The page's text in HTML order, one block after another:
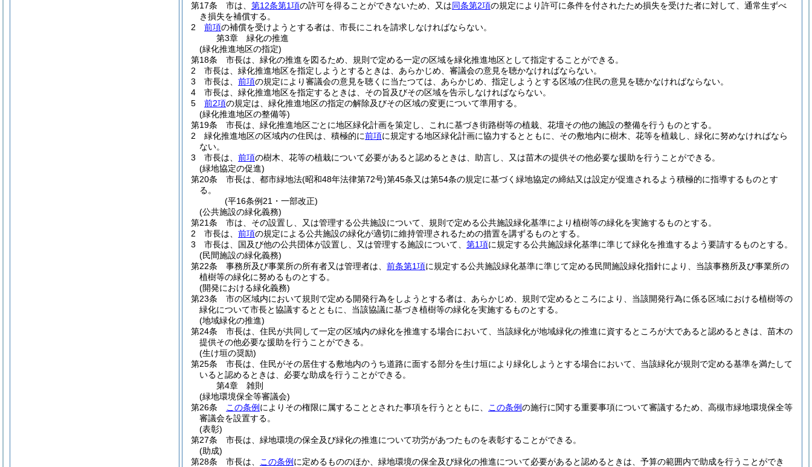
第17条
市は、 第12条第1項の許可を得ることができないため、又は同条第2項の規定により許可に条件を付されたため損失を受けた者に対して、通常生ずべ
き損失を補償する。
2
前項の補償を受けようとする者は、市長にこれを請求しなければならない。
第3章
緑化の推進
(緑化推進地区の指定)
第18条
市長は、緑化の推進を図るため、規則で定める一定の区域を緑化推進地区として指定することができる。
2
市長は、緑化推進地区を指定しようとするときは、あらかじめ、審議会の意見を聴かなければならない。
3
市長は、 前項の規定により審議会の意見を聴くに当たつては、あらかじめ、指定しようとする区域の住民の意見を聴かなければならない。
4
市長は、緑化推進地区を指定するときは、その旨及びその区域を告示しなければならない。
5
前2項の規定は、緑化推進地区の指定の解除及びその区域の変更について準用する。
(緑化推進地区の整備等)
第19条
市長は、緑化推進地区ごとに地区緑化計画を策定し、これに基づき街路樹等の植栽、花壇その他の施設の整備を行うものとする。
2
緑化推進地区の区域内の住民は、積極的に前項に規定する地区緑化計画に協力するとともに、その敷地内に樹木、花等を植栽し、緑化に努めなければなら
ない。
3
市長は、 前項の樹木、花等の植栽について必要があると認めるときは、助言し、又は苗木の提供その他必要な援助を行うことができる。
(緑地協定の促進)
第20条
市長は、都市緑地法(昭和48年法律第72号)第45条又は第54条の規定に基づく緑地協定の締結又は設定が促進されるよう積極的に指導するものとす
る。
(平16条例21・一部改正)
(公共施設の緑化義務)
第21条
市は、その設置し、又は管理する公共施設について、規則で定める公共施設緑化基準により植樹等の緑化を実施するものとする。
2
市長は、 前項の規定による公共施設の緑化が適切に維持管理されるための措置を講ずるものとする。
3
市長は、国及び他の公共団体が設置し、又は管理する施設について、 第1項に規定する公共施設緑化基準に準じて緑化を推進するよう要請するものとする。
(民間施設の緑化義務)
第22条
事務所及び事業所の所有者又は管理者は、 前条第1項に規定する公共施設緑化基準に準じて定める民間施設緑化指針により、当該事務所及び事業所の
植樹等の緑化に努めるものとする。
(開発における緑化義務)
第23条
市の区域内において規則で定める開発行為をしようとする者は、あらかじめ、規則で定めるところにより、当該開発行為に係る区域における植樹等の
緑化について市長と協議するとともに、当該協議に基づき植樹等の緑化を実施するものとする。
(地域緑化の推進)
第24条
市長は、住民が共同して一定の区域内の緑化を推進する場合において、当該緑化が地域緑化の推進に資するところが大であると認めるときは、苗木の
提供その他必要な援助を行うことができる。
(生け垣の奨励)
第25条
市長は、住民がその居住する敷地内のうち道路に面する部分を生け垣により緑化しようとする場合において、当該緑化が規則で定める基準を満たして
いると認めるときは、必要な助成を行うことができる。
第4章
雑則
(緑地環境保全等審議会)
第26条
この条例 によりその権限に属することとされた事項を行うとともに、 この条例の施行に関する重要事項について審議するため、高槻市緑地環境保全等
審議会を設置する。
(表彰)
第27条
市長は、緑地環境の保全及び緑化の推進について功労があつたものを表彰することができる。
(助成)
第28条
市長は、 この条例 に定めるもののほか、緑地環境の保全及び緑化の推進について必要があると認めるときは、予算の範囲内で助成を行うことができ